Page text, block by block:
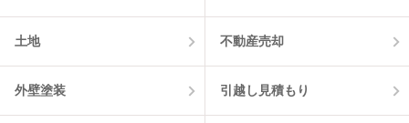
土地 不動産売却
外壁塗装 引越し見積もり